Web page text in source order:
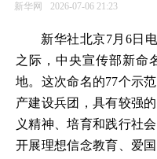
新华网 2026-07-06 21:23
新华社北京7月6日
之际，中央宣传部新命
地。这次命名的77个示
产建设兵团，具有较强
义精神、培育和践行社
开展理想信念教育、爱